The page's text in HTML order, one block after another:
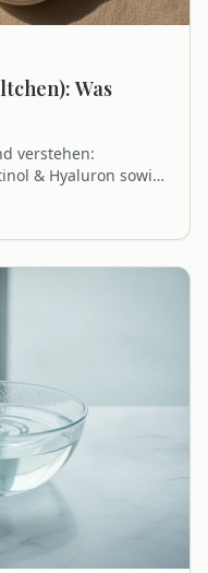
Was
verstehen:
& Hyaluron sowie